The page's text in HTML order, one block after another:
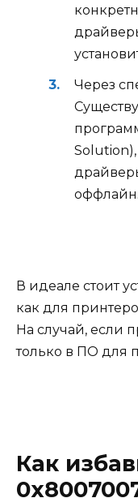
Через
оффлайн.
В идеале стоит
как для
На случай, если
только в ПО для
Как